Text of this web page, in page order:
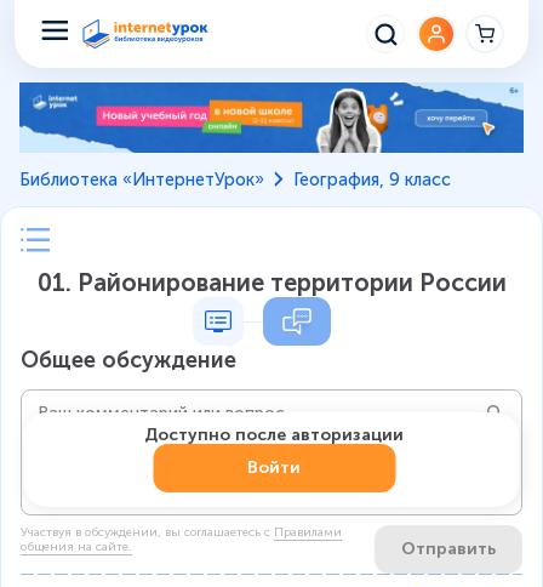
Библиотека «ИнтернетУрок» География, 9 класс
01. Районирование территории России
Общее обсуждение
Участвуя в обсуждении, вы соглашаетесь c Правилами
общения на сайте.
Отправить
Доступно после авторизации
Войти